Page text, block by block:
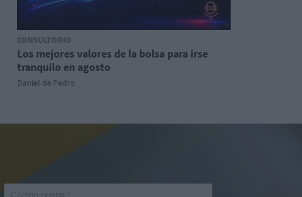
CONSULTORIO
Los mejores valores de la bolsa para irse
tranquilo en agosto
Daniel de Pedro